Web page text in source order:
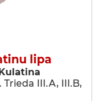
lipa
III.A, III.B,